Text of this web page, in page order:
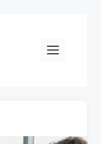
Menu